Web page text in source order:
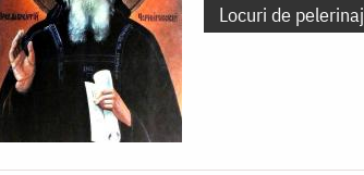
Locuri de pelerinaj